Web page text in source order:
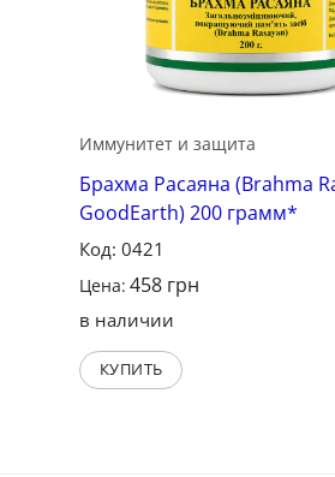
Иммунитет и защита
Брахма Расаяна (Brahma
GoodEarth) 200 грамм*
Код: 0421
Цена: 458 грн
в наличии
КУПИТЬ